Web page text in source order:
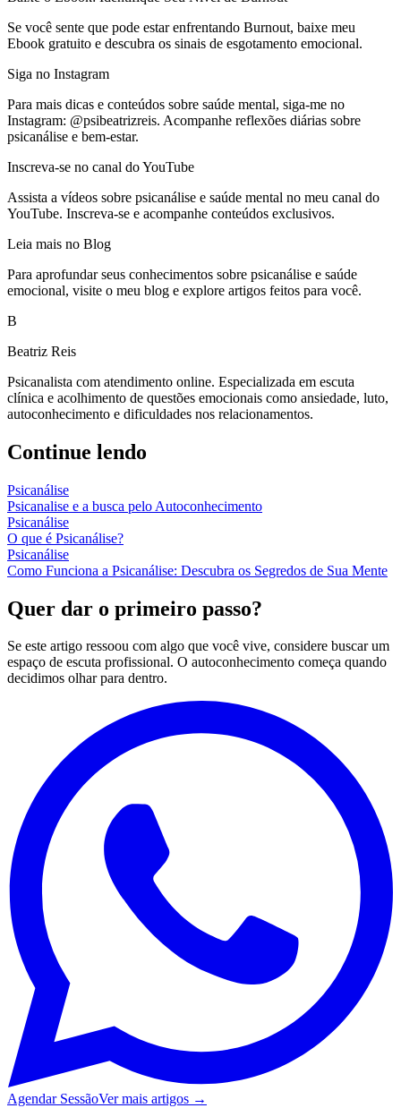
Se você sente que pode estar enfrentando Burnout, baixe meu
Ebook gratuito e descubra os sinais de esgotamento emocional.
Siga no Instagram
Para mais dicas e conteúdos sobre saúde mental, siga-me no
Instagram: @psibeatrizreis. Acompanhe reflexões diárias sobre
psicanálise e bem-estar.
Inscreva-se no canal do YouTube
Assista a vídeos sobre psicanálise e saúde mental no meu canal do
YouTube. Inscreva-se e acompanhe conteúdos exclusivos.
Leia mais no Blog
Para aprofundar seus conhecimentos sobre psicanálise e saúde
emocional, visite o meu blog e explore artigos feitos para você.
B
Beatriz Reis
Psicanalista com atendimento online. Especializada em escuta
clínica e acolhimento de questões emocionais como ansiedade, luto,
autoconhecimento e dificuldades nos relacionamentos.
Continue lendo
Psicanálise
Psicanalise e a busca pelo Autoconhecimento
Psicanálise
O que é Psicanálise?
Psicanálise
Como Funciona a Psicanálise: Descubra os Segredos de Sua Mente
Quer dar o primeiro passo?
Se este artigo ressoou com algo que você vive, considere buscar um
espaço de escuta profissional. O autoconhecimento começa quando
decidimos olhar para dentro.
Agendar SessãoVer mais artigos →